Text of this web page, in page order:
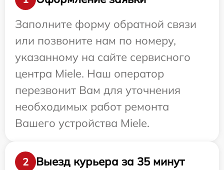
Заполните форму обратной связи
или позвоните нам по номеру,
указанному на сайте сервисного
центра Miele. Наш оператор
перезвонит Вам для уточнения
необходимых работ ремонта
Вашего устройства Miele.
2
Выезд курьера за 35 минут